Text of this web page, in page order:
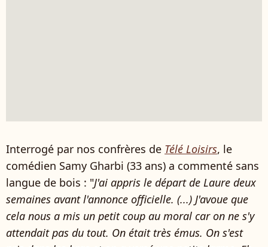
Interrogé par nos confrères de Télé Loisirs, le
comédien Samy Gharbi (33 ans) a commenté sans
langue de bois : "J'ai appris le départ de Laure deux
semaines avant l'annonce officielle. (...) J'avoue que
cela nous a mis un petit coup au moral car on ne s'y
attendait pas du tout. On était très émus. On s'est